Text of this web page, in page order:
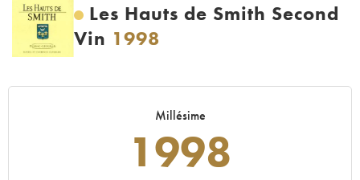
Les Hauts de Smith Second
Vin 1998
Millésime
1998